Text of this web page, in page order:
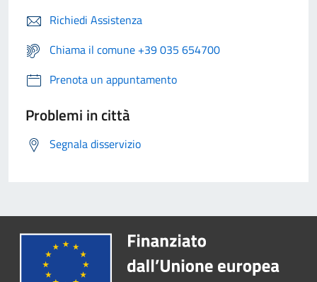
Richiedi Assistenza
Chiama il comune +39 035 654700
Prenota un appuntamento
Problemi in città
Segnala disservizio